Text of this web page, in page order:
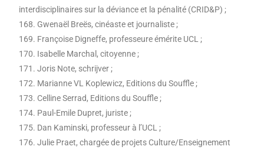
interdisciplinaires sur la déviance et la pénalité (CRID&P) ;
168. Gwenaël Breës, cinéaste et journaliste ;
169. Françoise Digneffe, professeure émérite UCL ;
170. Isabelle Marchal, citoyenne ;
171. Joris Note, schrijver ;
172. Marianne VL Koplewicz, Editions du Souffle ;
173. Celline Serrad, Editions du Souffle ;
174. Paul-Emile Dupret, juriste ;
175. Dan Kaminski, professeur à l’UCL ;
176. Julie Praet, chargée de projets Culture/Enseignement